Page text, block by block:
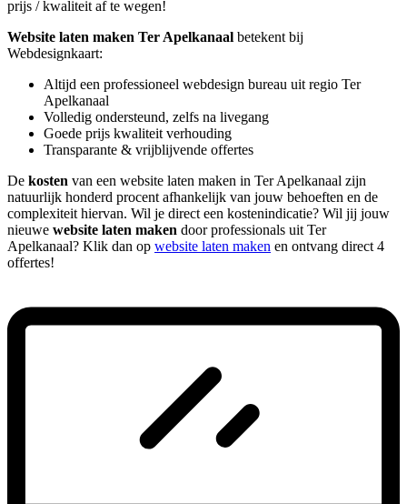
prijs / kwaliteit af te wegen!
Website laten maken Ter Apelkanaal betekent bij
Webdesignkaart:
Altijd een professioneel webdesign bureau uit regio Ter
Apelkanaal
Volledig ondersteund, zelfs na livegang
Goede prijs kwaliteit verhouding
Transparante & vrijblijvende offertes
De kosten van een website laten maken in Ter Apelkanaal zijn
natuurlijk honderd procent afhankelijk van jouw behoeften en de
complexiteit hiervan. Wil je direct een kostenindicatie? Wil jij jouw
nieuwe website laten maken door professionals uit Ter
Apelkanaal? Klik dan op website laten maken en ontvang direct 4
offertes!